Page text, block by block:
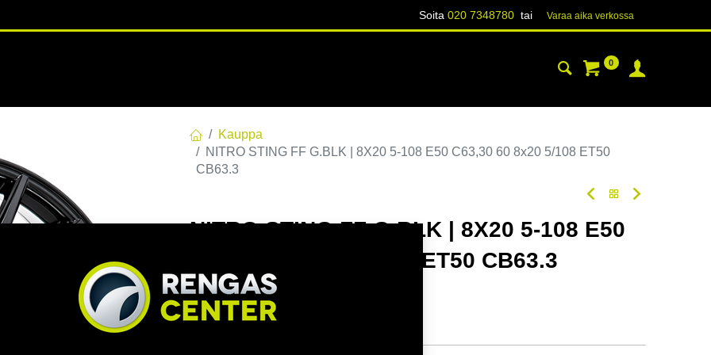
Soita 020 7348780tai Varaa aika verk​​​​ossa
0
Kauppa
NITRO STING FF G.BLK | 8X20 5-108 E50 C63,30 60 8x20 5/108 ET50
CB63.3
NITRO STING FF G.BLK | 8X20 5-108 E50
C63,30 60 8x20 5/108 ET50 CB63.3
EAN:7332818106173
320,00€ / kpl